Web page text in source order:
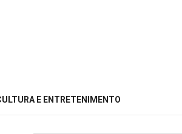
E ENTRETENIMENTO